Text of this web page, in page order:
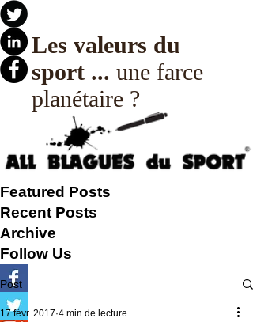
Les valeurs du
sport ... une farce
planétaire ?
Featured Posts
Recent Posts
Archive
Follow Us
Post
17 févr. 2017 4 min de lecture